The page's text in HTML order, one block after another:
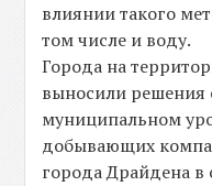
влиянии такого
том числе и воду.
Города на
выносили решения
муниципальном
добывающих
города Драйдена в